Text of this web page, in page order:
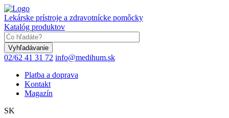
Skočiť
na
hlavný
obsah
Lekárske prístroje a zdravotnícke pomôcky
Katalóg produktov
02/62 41 31 72 info@medihum.sk
Platba a doprava
Kontakt
Magazín
SK